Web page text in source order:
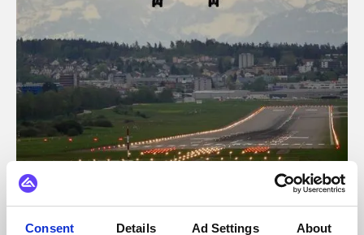
Consent Details Ad Settings About
Vinci Airports